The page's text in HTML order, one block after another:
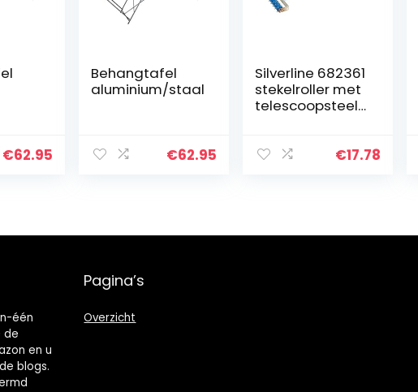
€62.95
Behangtafel
aluminium/staal
€62.95
Silverline 682361
stekelroller met
telescoopsteel
€17.78
één
de
en u
blogs.
Pagina’s
Overzicht